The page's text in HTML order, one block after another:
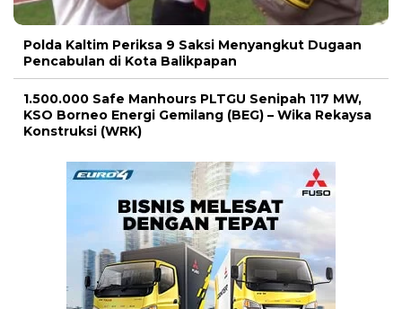
Polda Kaltim Periksa 9 Saksi Menyangkut Dugaan
Pencabulan di Kota Balikpapan
1.500.000 Safe Manhours PLTGU Senipah 117 MW,
KSO Borneo Energi Gemilang (BEG) – Wika Rekaysa
Konstruksi (WRK)